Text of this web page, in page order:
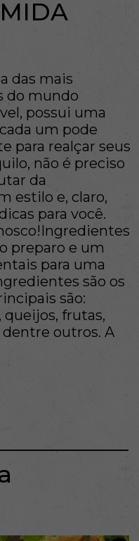
das mais
do mundo
possui uma
um pode
para realçar seus
não é preciso
da
estilo e, claro,
para você.
preparo e um
para uma
são os
são:
frutas,
dentre outros. A